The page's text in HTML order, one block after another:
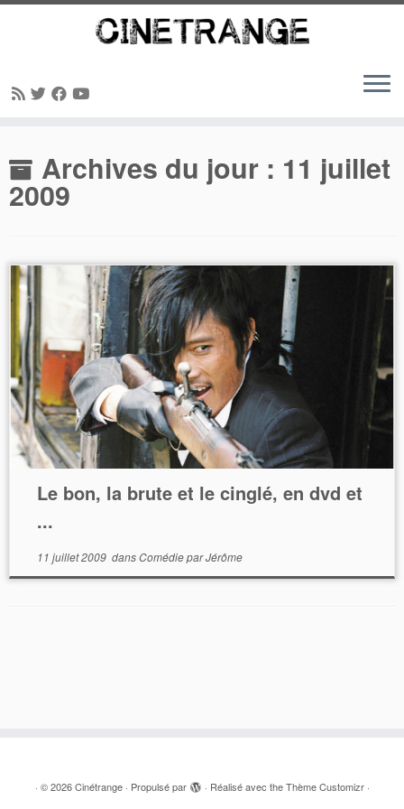
au
contenuArchives du jour : 11 juillet
2009
Le bon, la brute et le cinglé, en dvd et
...
11 juillet 2009dansComédieparJérôme
· © 2026 Cinétrange· Propulsé par · Réalisé avec theThème Customizr·